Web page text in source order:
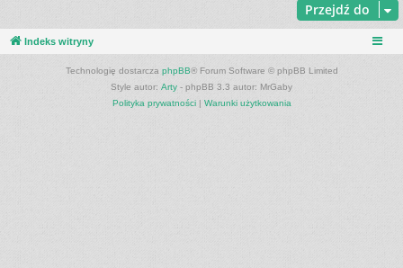
Przejdź do
Indeks witryny
Technologię dostarcza phpBB® Forum Software © phpBB Limited
Style autor: Arty - phpBB 3.3 autor: MrGaby
Polityka prywatności| Warunki użytkowania